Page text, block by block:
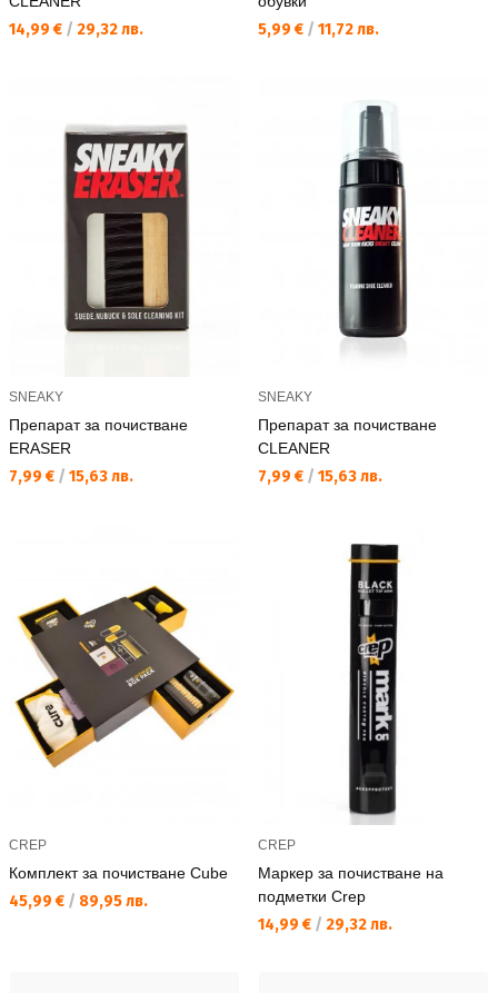
Текуща цена:
14,99 € / 29,32 лв. Текуща цена:
5,99 € / 11,72 лв.
SNEAKY
Препарат за почистване
ERASER
Текуща цена:
7,99 € / 15,63 лв.
SNEAKY
Препарат за почистване
CLEANER
Текуща цена:
7,99 € / 15,63 лв.
CREP
Комплект за почистване Cube
Текуща цена:
45,99 € / 89,95 лв.
CREP
Маркер за почистване на
подметки Crep
Текуща цена:
14,99 € / 29,32 лв.